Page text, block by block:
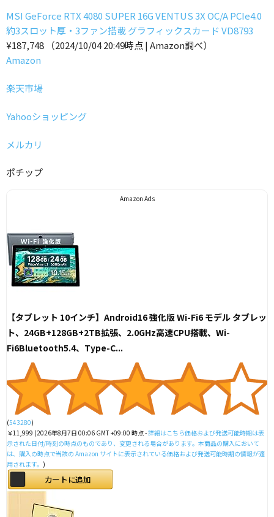
MSI GeForce RTX 4080 SUPER 16G VENTUS 3X OC/A PCIe4.0
約3スロット厚・3ファン搭載 グラフィックスカード VD8793
¥187,748
（2024/10/04 20:49時点 | Amazon調べ）
Amazon
楽天市場
Yahooショッピング
メルカリ
ポチップ
Amazon Ads
【タブレット 10インチ】Android16 強化版 Wi-Fi6 モデル タブレッ
ト、24GB+128GB+2TB拡張、2.0GHz高速CPU搭載、Wi-
Fi6Bluetooth5.4、Type-C...
(543280)
￥11,999 (2026年8月7日 00:06 GMT +09:00 時点 -詳細はこちら価格および発送可能時期は表
示された日付/時刻の時点のものであり、変更される場合があります。本商品の購入において
は、購入の時点で当該の Amazon サイトに表示されている価格および発送可能時期の情報が適
用されます。 )
カートに追加